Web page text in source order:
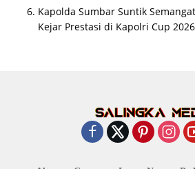
Kapolda Sumbar Suntik
Kejar Prestasi di Kapolri Cup 2026